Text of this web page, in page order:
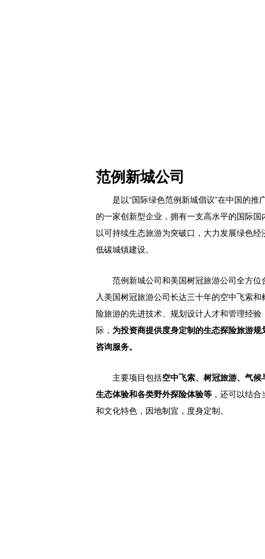
范例新城公司
是以“国际绿色范例新城倡议”在中国的推
的一家创新型企业，拥有一支高水平的国际国
以可持续生态旅游为突破口，大力发展绿色经
低碳城镇建设。
范例新城公司和美国树冠旅游公司全方位
入美国树冠旅游公司长达三十年的空中飞索和
险旅游的先进技术、规划设计人才和管理经验
际， 为投资商提供度身定制的生态探险旅游规
咨询服务。
主要项目包括空中飞索、树冠旅游、气候
生态体验和各类野外探险体验等 ，还可以结
和文化特色，因地制宜，度身定制。